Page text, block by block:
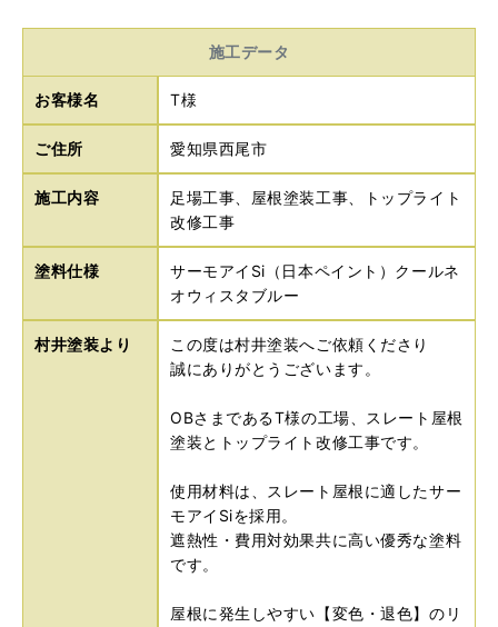
施工データ
お客様名 T様
ご住所 愛知県西尾市
施工内容
足場工事、屋根塗装工事、トップライト
改修工事
塗料仕様
サーモアイSi（日本ペイント）クールネ
オウィスタブルー
村井塗装より
この度は村井塗装へご依頼くださり
誠にありがとうございます。
OBさまであるT様の工場、スレート屋根
塗装とトップライト改修工事です。
使用材料は、スレート屋根に適したサー
モアイSiを採用。
遮熱性・費用対効果共に高い優秀な塗料
です。
屋根に発生しやすい【変色・退色】のリ